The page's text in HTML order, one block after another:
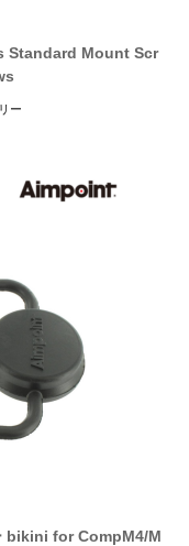
Standard Mount Scr
ー
bikini for CompM4/M